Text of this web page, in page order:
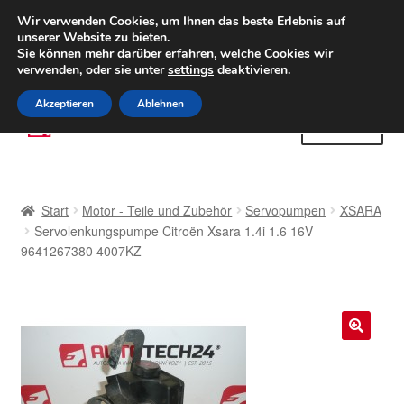
LIEFERUNG ab 6 EUR
Weltweiter Versand
(800) 500 564Mo-Fr 9-16 Uhr
Zur
Navigation
Zum
Inhalt
AGB
Datenschutz-Bestimmungen
Start Motor - Teile und Zubehör Servopumpen
XSARA
Servolenkungspumpe Citroën Xsara 1.4i 1.6 16V
9641267380 4007KZ
Wir verwenden Cookies, um Ihnen das beste Erlebnis auf
unserer Website zu bieten.
Sie können mehr darüber erfahren, welche Cookies wir
verwenden, oder sie untersettings deaktivieren.
Akzeptieren Ablehnen